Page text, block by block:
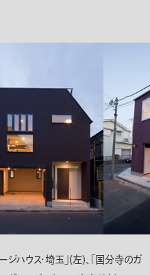
ハウス・埼玉｣(左)、「国分寺のガ